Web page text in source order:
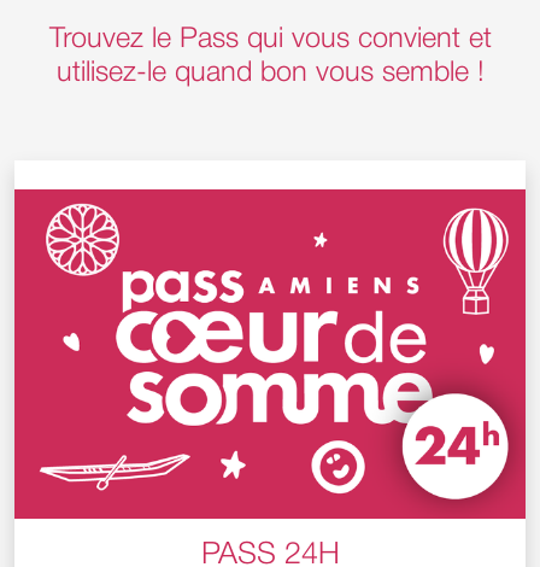
Trouvez le Pass qui vous convient et
utilisez-le quand bon vous semble !
PASS 24H